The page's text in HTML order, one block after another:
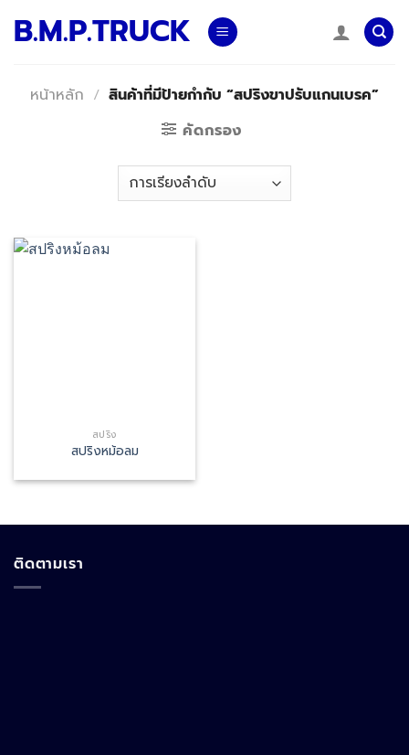
B.M.P.TRUCK
หน้าหลัก / สินค้าที่มีป้ายกำกับ “สปริงขาปรับแกนเบรค”
คัดกรอง
สปริง
สปริงหม้อลม
ติดตามเรา